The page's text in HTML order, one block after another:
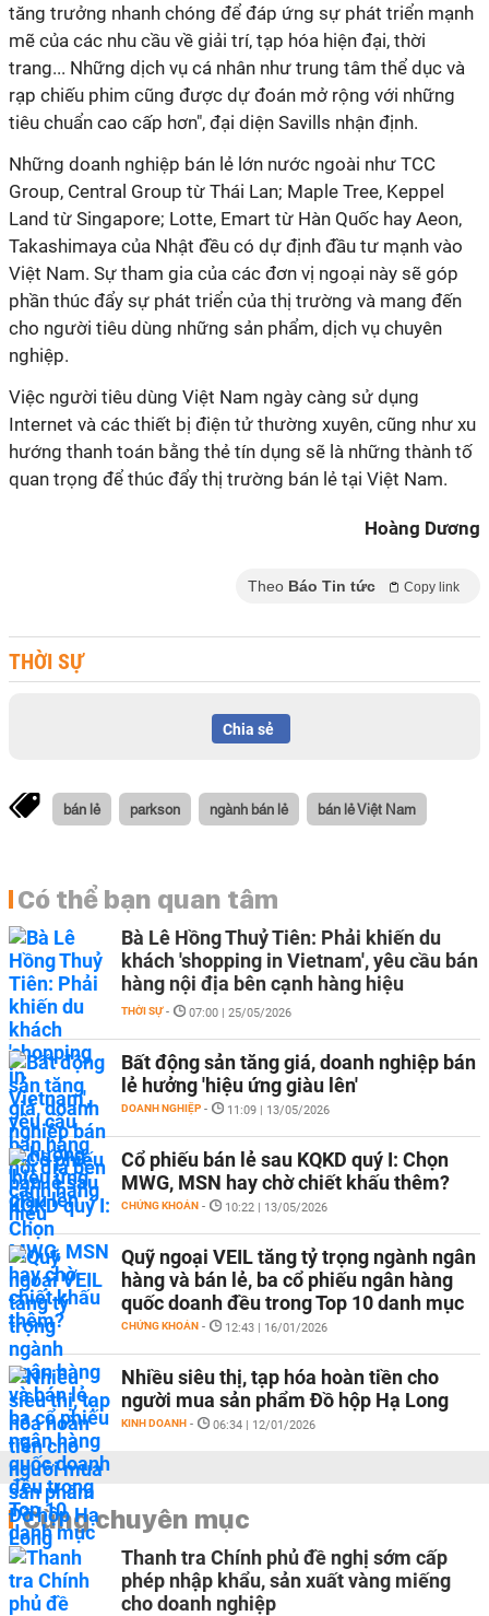
tăng trưởng nhanh chóng để đáp ứng sự phát triển mạnh
mẽ của các nhu cầu về giải trí, tạp hóa hiện đại, thời
trang... Những dịch vụ cá nhân như trung tâm thể dục và
rạp chiếu phim cũng được dự đoán mở rộng với những
tiêu chuẩn cao cấp hơn", đại diện Savills nhận định.
Những doanh nghiệp bán lẻ lớn nước ngoài như TCC
Group, Central Group từ Thái Lan; Maple Tree, Keppel
Land từ Singapore; Lotte, Emart từ Hàn Quốc hay Aeon,
Takashimaya của Nhật đều có dự định đầu tư mạnh vào
Việt Nam. Sự tham gia của các đơn vị ngoại này sẽ góp
phần thúc đẩy sự phát triển của thị trường và mang đến
cho người tiêu dùng những sản phẩm, dịch vụ chuyên
nghiệp.
Việc người tiêu dùng Việt Nam ngày càng sử dụng
Internet và các thiết bị điện tử thường xuyên, cũng như xu
hướng thanh toán bằng thẻ tín dụng sẽ là những thành tố
quan trọng để thúc đẩy thị trường bán lẻ tại Việt Nam.
Hoàng Dương
Theo Báo Tin tức Copy link
THỜI SỰ
Chia sẻ
bán lẻ parkson ngành bán lẻ bán lẻ Việt Nam
Có thể bạn quan tâm
Bà Lê Hồng Thuỷ Tiên: Phải khiến du
khách 'shopping in Vietnam', yêu cầu bán
hàng nội địa bên cạnh hàng hiệu
THỜI SỰ - 07:00 | 25/05/2026
Bất động sản tăng giá, doanh nghiệp bán
lẻ hưởng 'hiệu ứng giàu lên'
DOANH NGHIỆP - 11:09 | 13/05/2026
Cổ phiếu bán lẻ sau KQKD quý I: Chọn
MWG, MSN hay chờ chiết khấu thêm?
CHỨNG KHOÁN - 10:22 | 13/05/2026
Quỹ ngoại VEIL tăng tỷ trọng ngành ngân
hàng và bán lẻ, ba cổ phiếu ngân hàng
quốc doanh đều trong Top 10 danh mục
CHỨNG KHOÁN - 12:43 | 16/01/2026
Nhiều siêu thị, tạp hóa hoàn tiền cho
người mua sản phẩm Đồ hộp Hạ Long
KINH DOANH - 06:34 | 12/01/2026
Cùng chuyên mục
Thanh tra Chính phủ đề nghị sớm cấp
phép nhập khẩu, sản xuất vàng miếng
cho doanh nghiệp